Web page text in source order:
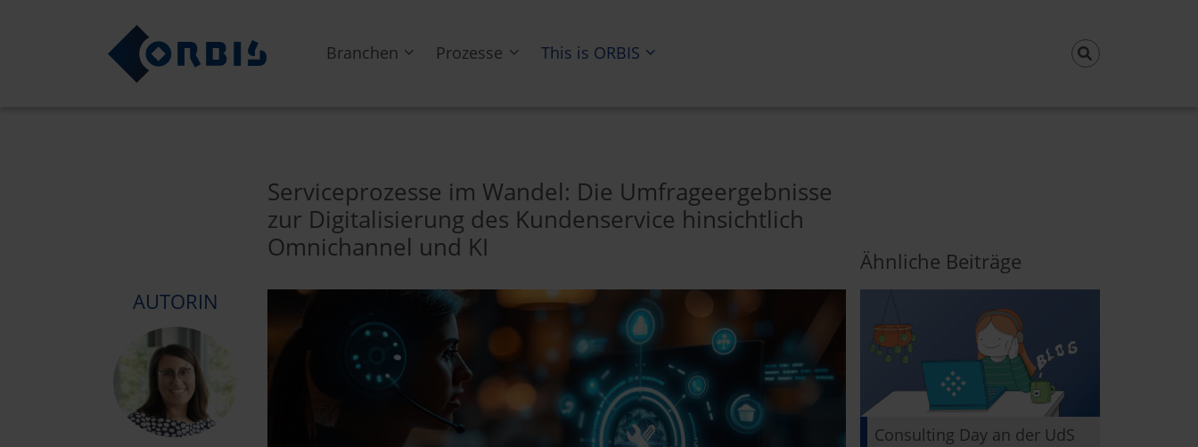
Branchen Prozesse This is ORBIS
Serviceprozesse im Wandel: Die Umfrageergebnisse
zur Digitalisierung des Kundenservice hinsichtlich
Omnichannel und KI
AUTORIN
Ähnliche Beiträge
Consulting Day an der UdS